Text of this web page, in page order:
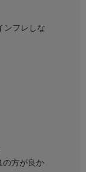
ンフレしな
の方が良か